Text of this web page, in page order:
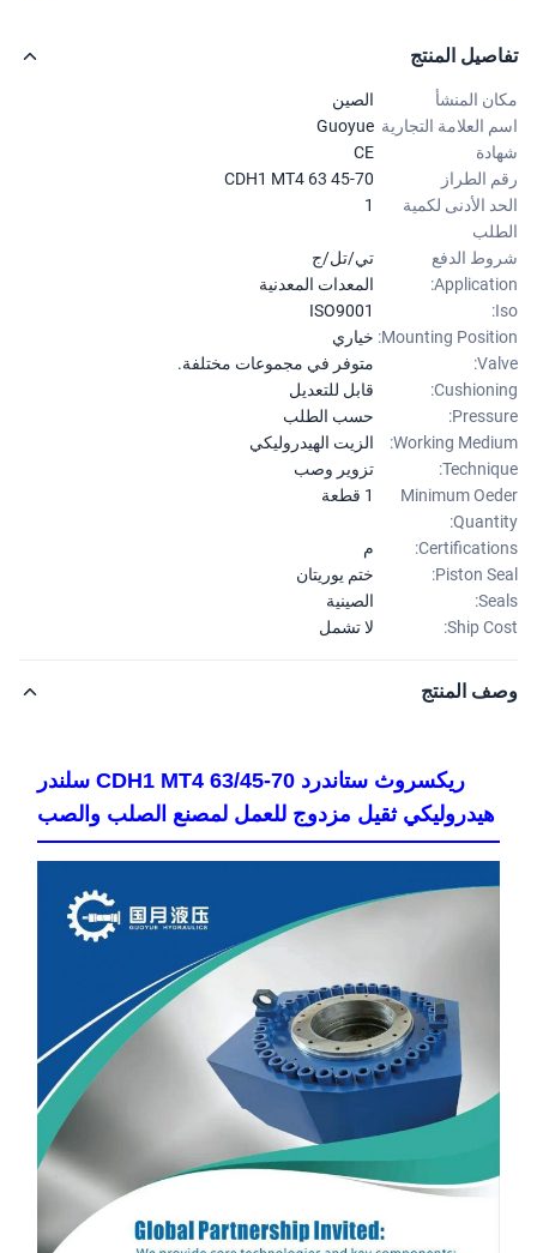
المنتج
المنشأ
الصين
العلامة التجارية Guoyue
الطراز
CDH1 MT4 63 45-70
الأدنى لكمية
1
الدفع
تي/تل/ج
المعدات المعدنية
ISO9001
Mounting خياري
متوفر في مجموعات مختلفة.
قابل للتعديل
حسب الطلب
Working
الزيت الهيدروليكي
تزوير وصب
Minimum
1 قطعة
Piston
ختم يوريتان
الصينية
Ship
لا تشمل
المنتج
ريكسروث ستاندرد CDH1 MT4 63/45-70 سلندر
هيدروليكي ثقيل مزدوج للعمل لمصنع الصلب والصب